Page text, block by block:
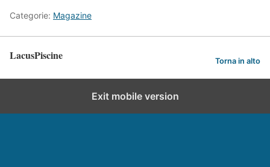
Categorie: Magazine
LacusPiscine Torna in alto
Exit mobile version